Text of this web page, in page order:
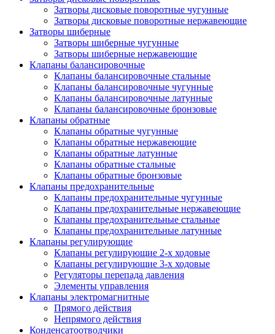
Затворы дисковые поворотные чугунные
Затворы дисковые поворотные нержавеющие
Затворы шиберные
Затворы шиберные чугунные
Затворы шиберные нержавеющие
Клапаны балансировочные
Клапаны балансировочные стальные
Клапаны балансировочные чугунные
Клапаны балансировочные латунные
Клапаны балансировочные бронзовые
Клапаны обратные
Клапаны обратные чугунные
Клапаны обратные нержавеющие
Клапаны обратные латунные
Клапаны обратные стальные
Клапаны обратные бронзовые
Клапаны предохранительные
Клапаны предохранительные чугунные
Клапаны предохранительные нержавеющие
Клапаны предохранительные стальные
Клапаны предохранительные латунные
Клапаны регулирующие
Клапаны регулирующие 2-х ходовые
Клапаны регулирующие 3-х ходовые
Регуляторы перепада давления
Элементы управления
Клапаны электромагнитные
Прямого действия
Непрямого действия
Конденсатоотводчики